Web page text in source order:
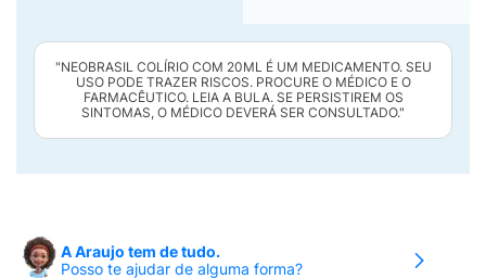
"NEOBRASIL COLÍRIO COM 20ML É UM MEDICAMENTO. SEU
USO PODE TRAZER RISCOS. PROCURE O MÉDICO E O
FARMACÊUTICO. LEIA A BULA. SE PERSISTIREM OS
SINTOMAS, O MÉDICO DEVERÁ SER CONSULTADO."
A Araujo tem de tudo.
Posso te ajudar de alguma forma?